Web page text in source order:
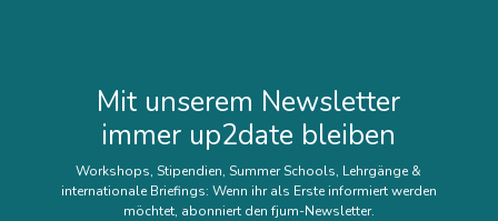
Mit unserem Newsletter
immer up2date bleiben
Workshops, Stipendien, Summer Schools, Lehrgänge &
internationale Briefings: Wenn ihr als Erste informiert werden
möchtet, abonniert den fjum-Newsletter.